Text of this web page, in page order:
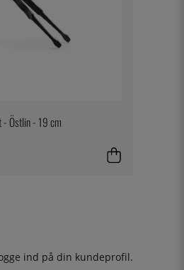
- Östlin - 19 cm
ind på din kundeprofil.